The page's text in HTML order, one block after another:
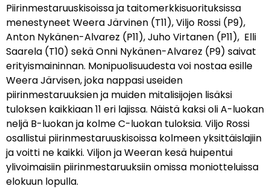
Piirinmestaruuskisoissa ja taitomerkkisuorituksissa
menestyneet Weera Järvinen (T11), Viljo Rossi (P9),
Anton Nykänen-Alvarez (P11), Juho Virtanen (P11), Elli
Saarela (T10) sekä Onni Nykänen-Alvarez (P9) saivat
erityismaininnan. Monipuolisuudesta voi nostaa esille
Weera Järvisen, joka nappasi useiden
piirinmestaruuksien ja muiden mitalisijojen lisäksi
tuloksen kaikkiaan 11 eri lajissa. Näistä kaksi oli A-luokan
neljä B-luokan ja kolme C-luokan tuloksia. Viljo Rossi
osallistui piirinmestaruuskisoissa kolmeen yksittäislajiin
ja voitti ne kaikki. Viljon ja Weeran kesä huipentui
ylivoimaisiin piirinmestaruuksiin omissa moniotteluissa
elokuun lopulla.